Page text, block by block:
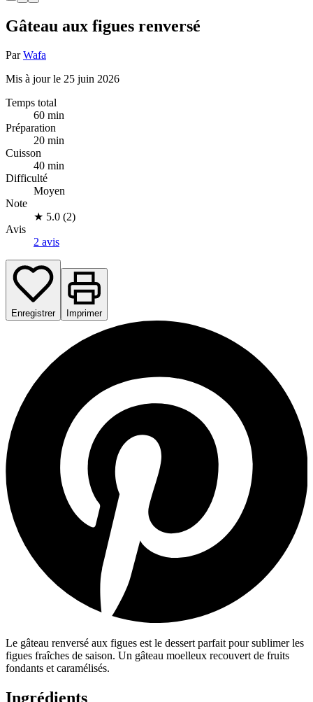
Gâteau aux figues renversé
ParWafa
Mis à jour le 25 juin 2026
Temps total
60 min
Préparation
20 min
Cuisson
40 min
Difficulté
Moyen
Note
★ 5.0 (2)
Avis
2 avis
Enregistrer Imprimer
Le gâteau renversé aux figues est le dessert parfait pour sublimer les
figues fraîches de saison. Un gâteau moelleux recouvert de fruits
fondants et caramélisés.
Ingrédients